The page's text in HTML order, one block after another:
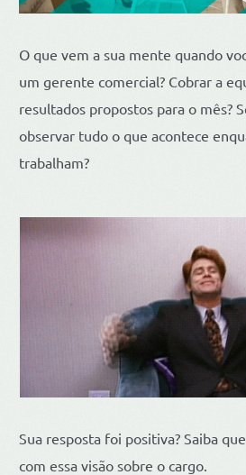
O que vem a sua mente quando
um gerente comercial? Cobrar a
resultados propostos para o mês?
observar tudo o que acontece
trabalham?
Sua resposta foi positiva? Saiba
com essa visão sobre o cargo.